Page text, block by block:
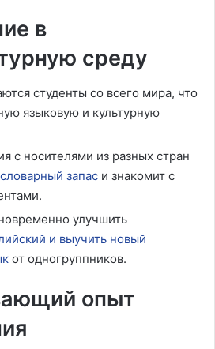
в
среду
студенты со всего мира, что
языковую и культурную
с носителями из разных стран
словарный запас и знакомит с
улучшить
и выучить новый
от одногруппников.
опыт